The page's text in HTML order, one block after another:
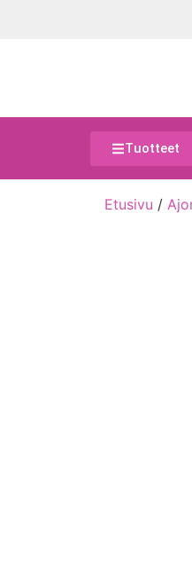
Tuotteet
Etusivu /